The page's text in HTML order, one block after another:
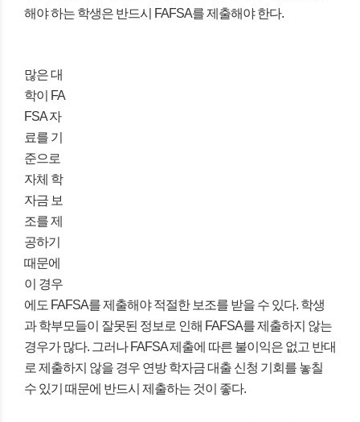
해야 하는 학생은 반드시 FAFSA를 제출해야 한다.
많은 대
학이 FA
FSA 자
료를 기
준으로
자체 학
자금 보
조를 제
공하기
때문에
이 경우
에도 FAFSA를 제출해야 적절한 보조를 받을 수 있다. 학생
과 학부모들이 잘못된 정보로 인해 FAFSA를 제출하지 않는
경우가 많다. 그러나 FAFSA 제출에 따른 불이익은 없고 반대
로 제출하지 않을 경우 연방 학자금 대출 신청 기회를 놓칠
수 있기 때문에 반드시 제출하는 것이 좋다.